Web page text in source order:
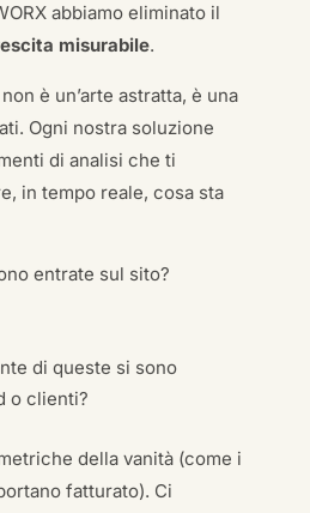
abbiamo eliminato il
misurabile.
è un’arte astratta, è una
Ogni nostra soluzione
di analisi che ti
in tempo reale, cosa sta
entrate sul sito?
di queste si sono
o clienti?
della vanità (come i
fatturato). Ci